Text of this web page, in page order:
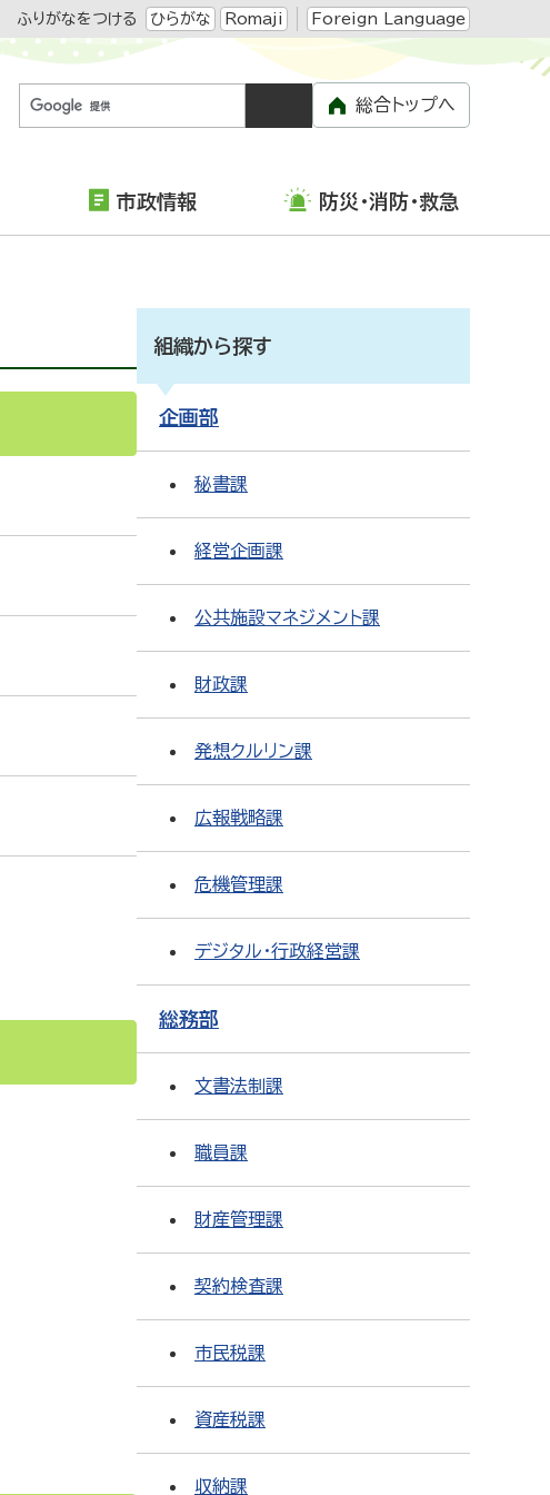
ふりがなをつける ひらがな Romaji Foreign Language
総合トップへ
市政情報 防災・消防・救急
組織から探す
企画部
秘書課
経営企画課
公共施設マネジメント課
財政課
発想クルリン課
広報戦略課
危機管理課
デジタル・行政経営課
総務部
文書法制課
職員課
財産管理課
契約検査課
市民税課
資産税課
収納課